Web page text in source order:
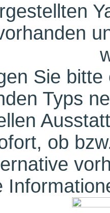
Sie
Typs
ob